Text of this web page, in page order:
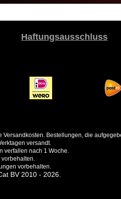
Haftungsausschluss
Bestellungen, die
versandt.
verfallen nach 1 Woche.
vorbehalten.
BV 2010 - 2026.